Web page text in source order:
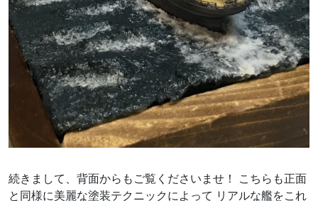
続きまして、背面からもご覧くださいませ！ こちらも正面
と同様に美麗な塗装テクニックによって リアルな艦をこれ